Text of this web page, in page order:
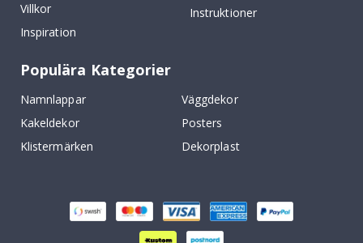
Villkor
Inspiration
Instruktioner
Populära Kategorier
Namnlappar
Väggdekor
Kakeldekor
Posters
Klistermärken
Dekorplast